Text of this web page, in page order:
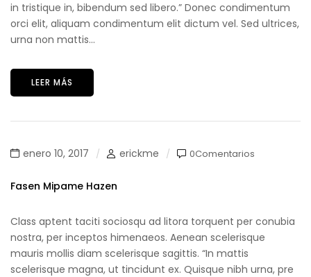
in tristique in, bibendum sed libero.” Donec condimentum
orci elit, aliquam condimentum elit dictum vel. Sed ultrices,
urna non mattis...
LEER MÁS
enero 10, 2017 erickme 0Comentarios
Fasen Mipame Hazen
Class aptent taciti sociosqu ad litora torquent per conubia
nostra, per inceptos himenaeos. Aenean scelerisque
mauris mollis diam scelerisque sagittis. “In mattis
scelerisque magna, ut tincidunt ex. Quisque nibh urna, pre